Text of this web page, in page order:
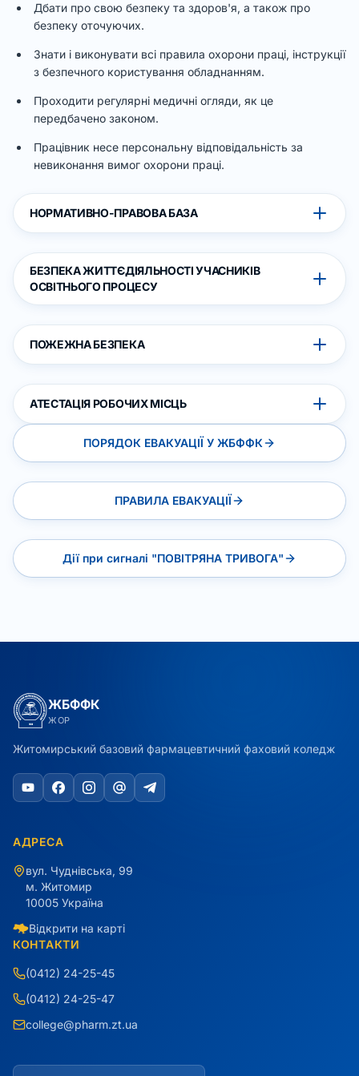
Дбати про свою безпеку та здоров'я, а також про
безпеку оточуючих.
Знати і виконувати всі правила охорони праці, інструкції
з безпечного користування обладнанням.
Проходити регулярні медичні огляди, як це
передбачено законом.
Працівник несе персональну відповідальність за
невиконання вимог охорони праці.
НОРМАТИВНО-ПРАВОВА БАЗА
БЕЗПЕКА ЖИТТЄДІЯЛЬНОСТІ УЧАСНИКІВ
ОСВІТНЬОГО ПРОЦЕСУ
ПОЖЕЖНА БЕЗПЕКА
АТЕСТАЦІЯ РОБОЧИХ МІСЦЬ
ПОРЯДОК ЕВАКУАЦІЇ У ЖБФФК
ПРАВИЛА ЕВАКУАЦІЇ
Дії при сигналі "ПОВІТРЯНА ТРИВОГА"
ЖБФФК
ЖОР
Житомирський базовий фармацевтичний фаховий коледж
АДРЕСА
вул. Чуднівська, 99
м. Житомир
10005 Україна
Відкрити на карті
КОНТАКТИ
(0412) 24-25-45
(0412) 24-25-47
college@pharm.zt.ua